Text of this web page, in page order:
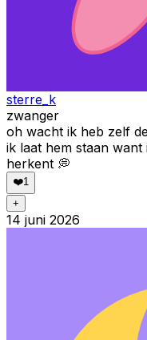
sterre_k
zwanger
oh wacht ik heb zelf
ik laat hem staan
herkent 💭
❤️1
+
14 juni 2026